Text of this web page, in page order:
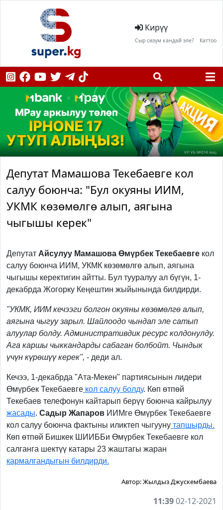
Кирүү
Сыр сөзүм кандай эле? Каттоо
Депутат Мамашова Текебаевге кол
салуу боюнча: "Бул окуяны ИИМ,
УКМК көзөмөлгө алып, аягына
чыгышы керек"
Депутат Айсулуу Мамашова Өмүрбек Текебаевге кол
салуу боюнча ИИМ, УКМК көзөмөлгө алып, аягына
чыгышы керектигин айтты. Бул тууралуу ал бүгүн, 1-
декабрда Жогорку Кеңештин жыйынында билдирди.
"УКМК, ИИМ кечээги болгон окуяны көзөмөлгө алып,
аягына чыгуу зарыл. Шайлоодо чындап эле сатып
алуулар болду. Административдик ресурс колдонулду.
Ага каршы чыккандарды сабаган болбойт. Чындык
үчүн күрөшүү керек", - деди ал.
Кечээ, 1-декабрда "Ата-Мекен" партиясынын лидери
Өмүрбек Текебаевге кол салуу болду. Көп өтпөй
Текебаев телефонун кайтарып берүү боюнча кайрылуу
жасады. Садыр Жапаров ИИМге Өмүрбек Текебаевге
кол салуу боюнча фактыны иликтеп чыгууну тапшырды.
Көп өтпөй Бишкек ШИИББи Өмүрбек Текебаевге кол
салганга шектүү катары 23 жаштагы жаран
кармалгандыгын билдирди.
Автор:Жылдыз Джускембаева
11:3902-12-2021